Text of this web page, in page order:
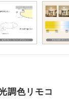
調色リモコ